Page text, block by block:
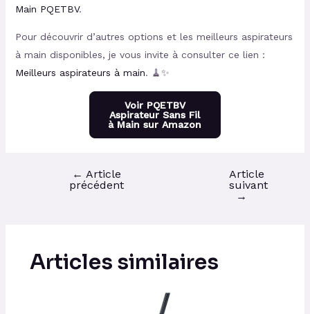
Main PQETBV.
Pour découvrir d’autres options et les meilleurs aspirateurs
à main disponibles, je vous invite à consulter ce lien :
Meilleurs aspirateurs à main. 🧹✨
Voir PQETBV
Aspirateur Sans Fil
à Main sur Amazon
← Article
précédent
Article
suivant
→
Articles similaires